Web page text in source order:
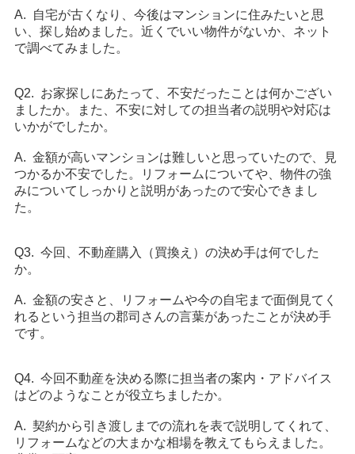
A. 自宅が古くなり、今後はマンションに住みたいと思
い、探し始めました。近くでいい物件がないか、ネット
で調べてみました。
Q2. お家探しにあたって、不安だったことは何かござい
ましたか。また、不安に対しての担当者の説明や対応は
いかがでしたか。
A. 金額が高いマンションは難しいと思っていたので、見
つかるか不安でした。リフォームについてや、物件の強
みについてしっかりと説明があったので安心できまし
た。
Q3. 今回、不動産購入（買換え）の決め手は何でした
か。
A. 金額の安さと、リフォームや今の自宅まで面倒見てく
れるという担当の郡司さんの言葉があったことが決め手
です。
Q4. 今回不動産を決める際に担当者の案内・アドバイス
はどのようなことが役立ちましたか。
A. 契約から引き渡しまでの流れを表で説明してくれて、
リフォームなどの大まかな相場を教えてもらえました。